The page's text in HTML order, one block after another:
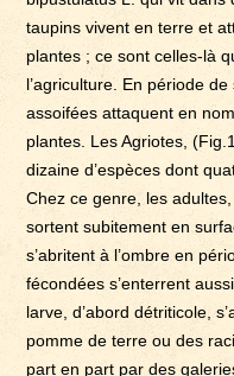
taupins vivent en terre et
plantes ; ce sont celles-là
l’agriculture. En période
assoifées attaquent en
plantes. Les Agriotes,
dizaine d’espèces dont
Chez ce genre, les
sortent subitement en
s’abritent à l’ombre en
fécondées s’enterrent
larve, d’abord détriticole,
pomme de terre ou des
part en part par des